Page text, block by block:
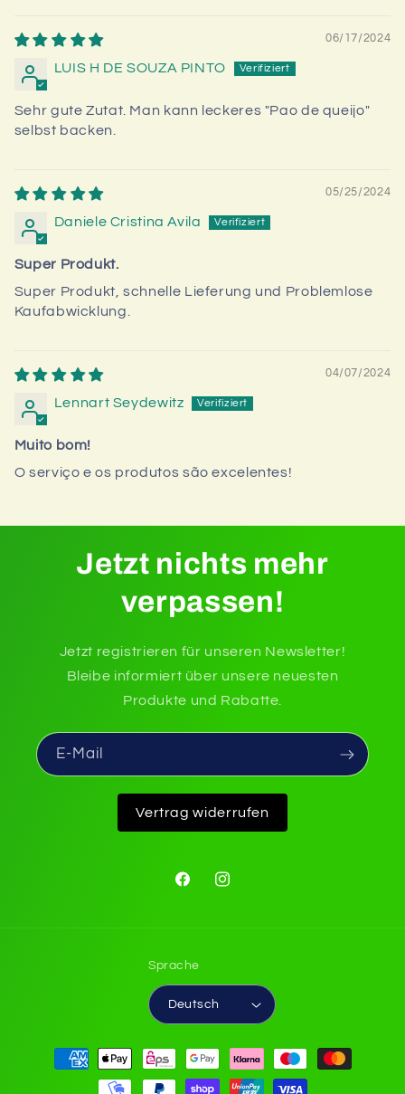
06/17/2024
LUIS H DE SOUZA PINTO
Sehr gute Zutat. Man kann leckeres "Pao de queijo"
selbst backen.
05/25/2024
Daniele Cristina Avila
Super Produkt.
Super Produkt, schnelle Lieferung und Problemlose
Kaufabwicklung.
04/07/2024
Lennart Seydewitz
Muito bom!
O serviço e os produtos são excelentes!
Jetzt nichts mehr
verpassen!
Jetzt registrieren für unseren Newsletter!
Bleibe informiert über unsere neuesten
Produkte und Rabatte.
E-Mail
Vertrag widerrufen
FacebookInstagram
Sprache
Deutsch
Zahlungsmethoden